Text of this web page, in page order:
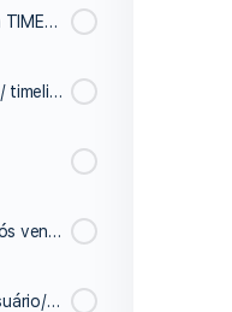
Apresentação e demonstração da TIMELINE/Linha do tempo
Demonstração da linha do tempo / timeline
Alterando Consultor/Vendedor após venda realizada
Importando Leads direto para o usuário/vendedor